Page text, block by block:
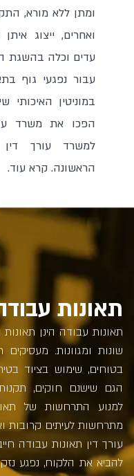
ומתן ללא מורא,
ואחרים, ייצוג
עדים וכלה בהשגת
עבור נפגעי גוף
במוניטין
הפכו את משרד
למשרד עורך
הראשונה. קרא עוד.
תאונות
תאונות עבודה הינן
שונות ומגוונות.
בטוחים, שימוש בציוד
הגם שישנם חוקים,
למנוע התרחשות של
מתרחשות לעיתים קרובות
עורך דין תאונות עבודה
להביא את הלקוח, נפגע